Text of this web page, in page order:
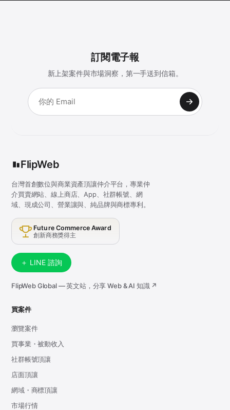
訂閱電子報
新上架案件與市場洞察，第一手送到信箱。
FlipWeb
台灣首創數位與商業資產頂讓仲介平台，專業仲
介買賣網站、線上商店、App、社群帳號、網
域、現成公司、營業讓與、純品牌與商標專利。
Future Commerce Award
創新商務獎得主
＋ LINE 諮詢
FlipWeb Global — 英文站，分享 Web & AI 知識 ↗
買案件
瀏覽案件
買事業・被動收入
社群帳號頂讓
店面頂讓
網域・商標頂讓
市場行情